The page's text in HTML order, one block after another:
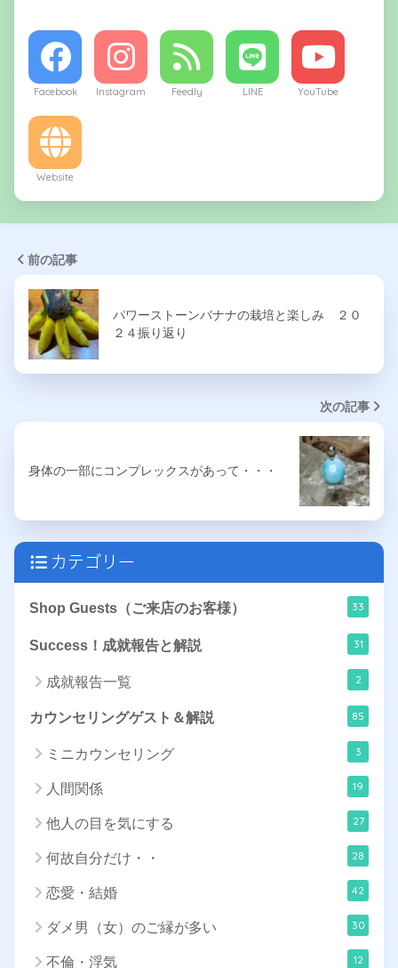
Facebook Instagram Feedly LINE YouTube
Website
前の記事
パワーストーンバナナの栽培と楽しみ ２０
２４振り返り
次の記事
身体の一部にコンプレックスがあって・・・
カテゴリー
Shop Guests（ご来店のお客様） 33
Success！成就報告と解説 31
成就報告一覧 2
カウンセリングゲスト＆解説 85
ミニカウンセリング 3
人間関係 19
他人の目を気にする 27
何故自分だけ・・ 28
恋愛・結婚 42
ダメ男（女）のご縁が多い 30
不倫・浮気 12